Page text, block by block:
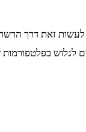
לעשות זאת דרך
לגלוש